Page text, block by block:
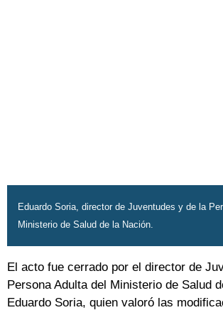
Eduardo Soria, director de Juventudes y de la
Ministerio de Salud de la Nación.
El acto fue cerrado por el director de
Persona Adulta del Ministerio de Salud
Eduardo Soria, quien valoró las